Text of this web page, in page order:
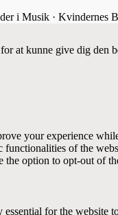
i Musik · Kvindernes
at kunne give dig den
your experience
of the
the option to opt-out of
essential for the